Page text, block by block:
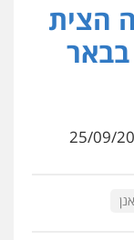
צבא מעצרים
מעצרים
הצית
09/2025